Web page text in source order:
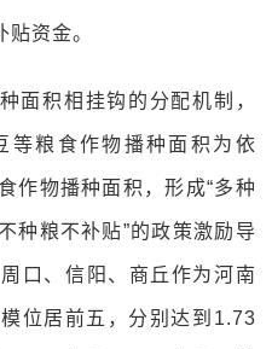
资金。
面积相挂钩的分配机制，
等粮食作物播种面积为依
作物播种面积，形成“多种
种粮不补贴”的政策激励导
口、信阳、商丘作为河南
位居前五，分别达到1.73